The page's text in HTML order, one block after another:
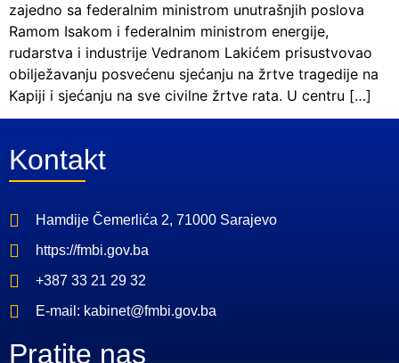
zajedno sa federalnim ministrom unutrašnjih poslova
Ramom Isakom i federalnim ministrom energije,
rudarstva i industrije Vedranom Lakićem prisustvovao
obilježavanju posvećenu sjećanju na žrtve tragedije na
Kapiji i sjećanju na sve civilne žrtve rata. U centru […]
Kontakt
Hamdije Čemerlića 2, 71000 Sarajevo
https://fmbi.gov.ba
+387 33 21 29 32
E-mail: kabinet@fmbi.gov.ba
Pratite nas